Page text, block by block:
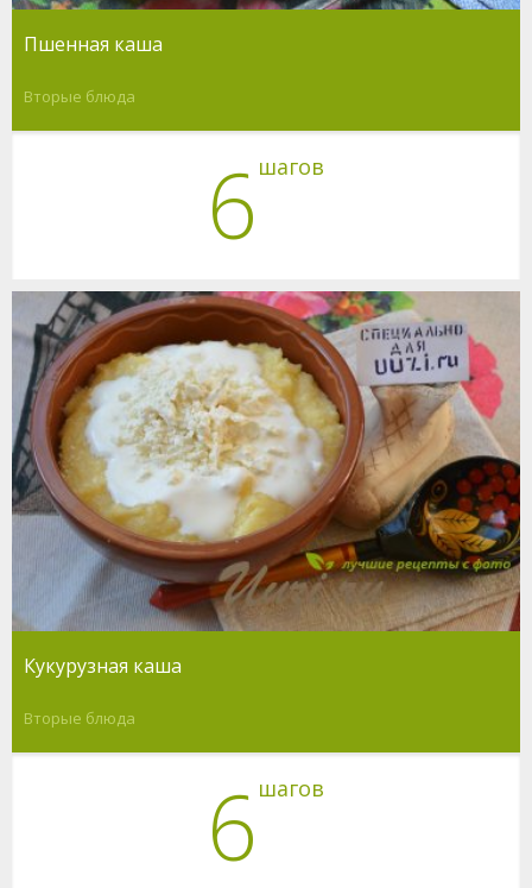
Пшенная каша
Вторые блюда
6 шагов
Кукурузная каша
Вторые блюда
6 шагов